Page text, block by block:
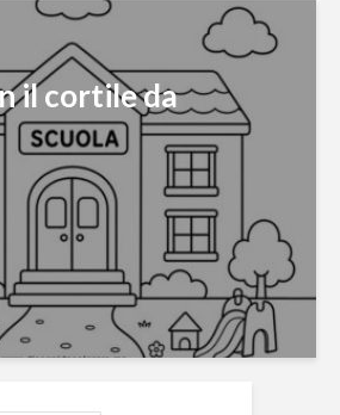
il cortile da